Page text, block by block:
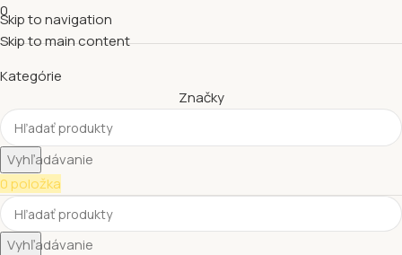
Skip to navigation
Skip to main content
0
Kategórie
Značky
Vyhľadávanie
0položka
Vyhľadávanie